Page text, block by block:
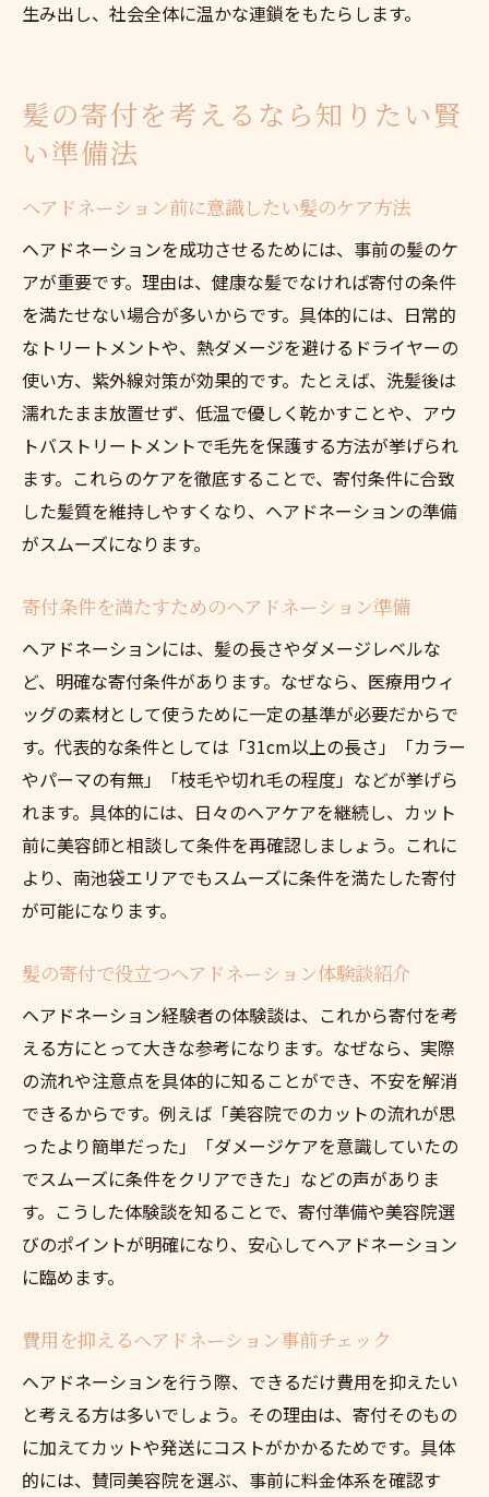
生み出し、社会全体に温かな連鎖をもたらします。
髪の寄付を考えるなら知りたい賢
い準備法
ヘアドネーション前に意識したい髪のケア方法
ヘアドネーションを成功させるためには、事前の髪のケ
アが重要です。理由は、健康な髪でなければ寄付の条件
を満たせない場合が多いからです。具体的には、日常的
なトリートメントや、熱ダメージを避けるドライヤーの
使い方、紫外線対策が効果的です。たとえば、洗髪後は
濡れたまま放置せず、低温で優しく乾かすことや、アウ
トバストリートメントで毛先を保護する方法が挙げられ
ます。これらのケアを徹底することで、寄付条件に合致
した髪質を維持しやすくなり、ヘアドネーションの準備
がスムーズになります。
寄付条件を満たすためのヘアドネーション準備
ヘアドネーションには、髪の長さやダメージレベルな
ど、明確な寄付条件があります。なぜなら、医療用ウィ
ッグの素材として使うために一定の基準が必要だからで
す。代表的な条件としては「31cm以上の長さ」「カラー
やパーマの有無」「枝毛や切れ毛の程度」などが挙げら
れます。具体的には、日々のヘアケアを継続し、カット
前に美容師と相談して条件を再確認しましょう。これに
より、南池袋エリアでもスムーズに条件を満たした寄付
が可能になります。
髪の寄付で役立つヘアドネーション体験談紹介
ヘアドネーション経験者の体験談は、これから寄付を考
える方にとって大きな参考になります。なぜなら、実際
の流れや注意点を具体的に知ることができ、不安を解消
できるからです。例えば「美容院でのカットの流れが思
ったより簡単だった」「ダメージケアを意識していたの
でスムーズに条件をクリアできた」などの声がありま
す。こうした体験談を知ることで、寄付準備や美容院選
びのポイントが明確になり、安心してヘアドネーション
に臨めます。
費用を抑えるヘアドネーション事前チェック
ヘアドネーションを行う際、できるだけ費用を抑えたい
と考える方は多いでしょう。その理由は、寄付そのもの
に加えてカットや発送にコストがかかるためです。具体
的には、賛同美容院を選ぶ、事前に料金体系を確認す